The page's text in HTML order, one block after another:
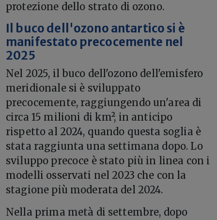
protezione dello strato di ozono.
Il buco dell'ozono antartico si è
manifestato precocemente nel
2025
Nel 2025, il buco dell'ozono dell'emisfero
meridionale si è sviluppato
precocemente, raggiungendo un'area di
circa 15 milioni di km², in anticipo
rispetto al 2024, quando questa soglia è
stata raggiunta una settimana dopo. Lo
sviluppo precoce è stato più in linea con i
modelli osservati nel 2023 che con la
stagione più moderata del 2024.
Nella prima metà di settembre, dopo